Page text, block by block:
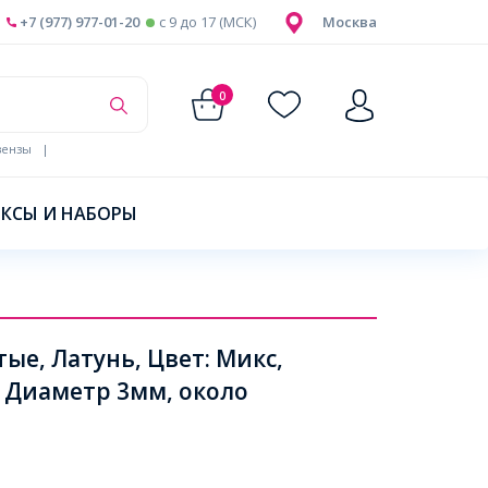
Москва
+7 (977) 977-01-20 c 9 до 17 (МСК)
0
|
И НАБОРЫ
Латунь, Цвет: Микс,
3мм, около